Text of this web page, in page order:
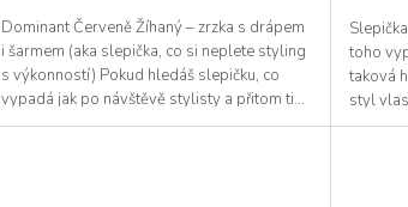
z
5
hvězdiček.
Dominant Červeně Žíhaný – zrzka s drápem
i šarmem (aka slepička, co si neplete styling
s výkonností) Pokud hledáš slepičku, co
vypadá jak po návštěvě stylisty a přitom ti...
toho
taková
styl